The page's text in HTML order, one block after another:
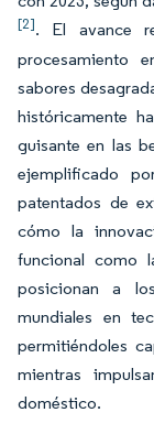
[2]. El avance
procesamiento
sabores
históricamente
guisante en las
ejemplificado
patentados de
cómo la
funcional como
posicionan a
mundiales en
permitiéndoles
mientras
doméstico.